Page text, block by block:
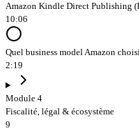
Amazon Kindle Direct Publishing
10:06
Quel business model Amazon
2:19
Module 4
Fiscalité, légal & écosystème
9